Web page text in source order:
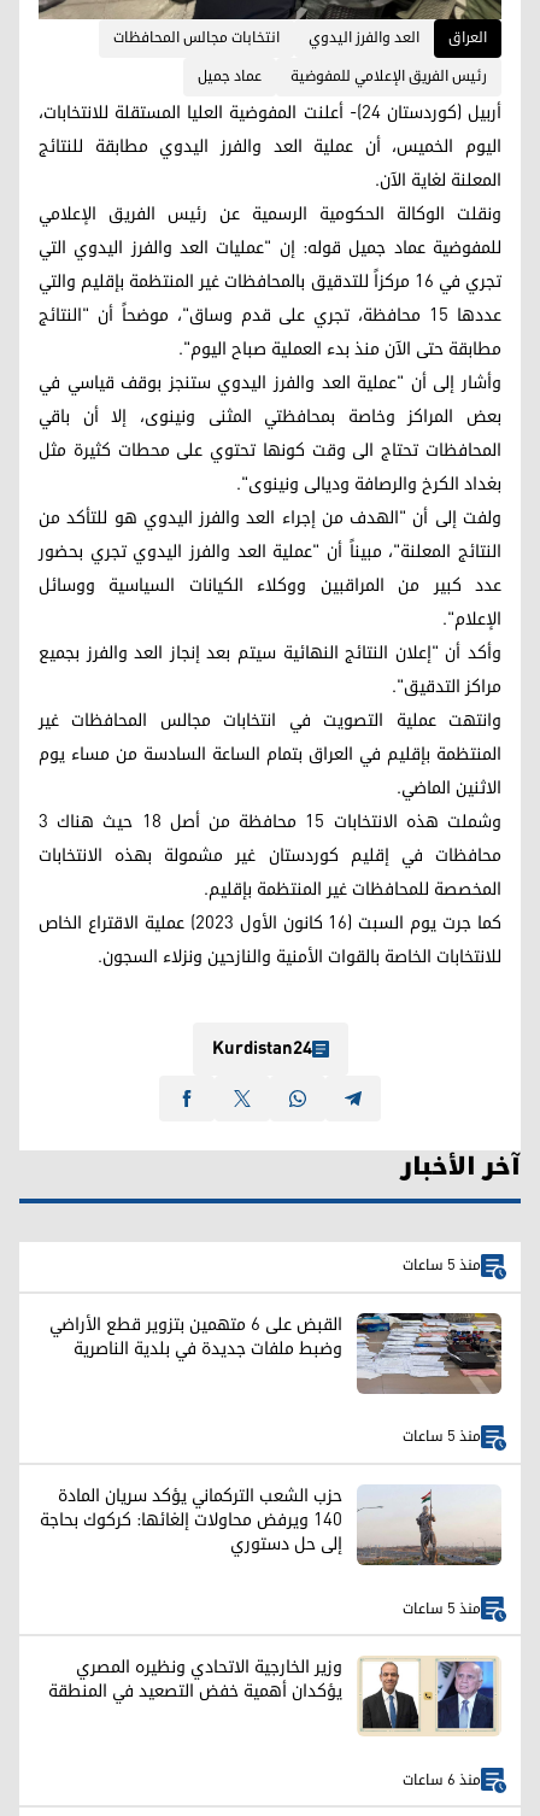
العراق العد والفرز اليدوي
انتخابات مجالس المحافظات
رئيس الفريق الإعلامي للمفوضية
عماد جميل
أربيل (كوردستان 24)- أعلنت المفوضية العليا المستقلة للانتخابات،
اليوم الخميس، أن عملية العد والفرز اليدوي مطابقة للنتائج
المعلنة لغاية الآن.
ونقلت الوكالة الحكومية الرسمية عن رئيس الفريق الإعلامي
للمفوضية عماد جميل قوله: إن "عمليات العد والفرز اليدوي التي
تجري في 16 مركزاً للتدقيق بالمحافظات غير المنتظمة بإقليم والتي
عددها 15 محافظة، تجري على قدم وساق"، موضحاً أن "النتائج
مطابقة حتى الآن منذ بدء العملية صباح اليوم".
وأشار إلى أن "عملية العد والفرز اليدوي ستنجز بوقف قياسي في
بعض المراكز وخاصة بمحافظتي المثنى ونينوى، إلا أن باقي
المحافظات تحتاج الى وقت كونها تحتوي على محطات كثيرة مثل
بغداد الكرخ والرصافة وديالى ونينوى".
ولفت إلى أن "الهدف من إجراء العد والفرز اليدوي هو للتأكد من
النتائج المعلنة"، مبيناً أن "عملية العد والفرز اليدوي تجري بحضور
عدد كبير من المراقبين ووكلاء الكيانات السياسية ووسائل
الإعلام".
وأكد أن "إعلان النتائج النهائية سيتم بعد إنجاز العد والفرز بجميع
مراكز التدقيق".
وانتهت عملية التصويت في انتخابات مجالس المحافظات غير
المنتظمة بإقليم في العراق بتمام الساعة السادسة من مساء يوم
الاثنين الماضي.
وشملت هذه الانتخابات 15 محافظة من أصل 18 حيث هناك 3
محافظات في إقليم كوردستان غير مشمولة بهذه الانتخابات
المخصصة للمحافظات غير المنتظمة بإقليم.
كما جرت يوم السبت (16 كانون الأول 2023) عملية الاقتراع الخاص
للانتخابات الخاصة بالقوات الأمنية والنازحين ونزلاء السجون.
Kurdistan24
آخر الأخبار
منذ 5 ساعات
القبض على 6 متهمين بتزوير قطع الأراضي
وضبط ملفات جديدة في بلدية الناصرية
منذ 5 ساعات
حزب الشعب التركماني يؤكد سريان المادة
140 ويرفض محاولات إلغائها: كركوك بحاجة
إلى حل دستوري
منذ 5 ساعات
وزير الخارجية الاتحادي ونظيره المصري
يؤكدان أهمية خفض التصعيد في المنطقة
منذ 6 ساعات